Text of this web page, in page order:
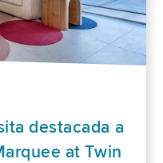
destacada a
at Twin